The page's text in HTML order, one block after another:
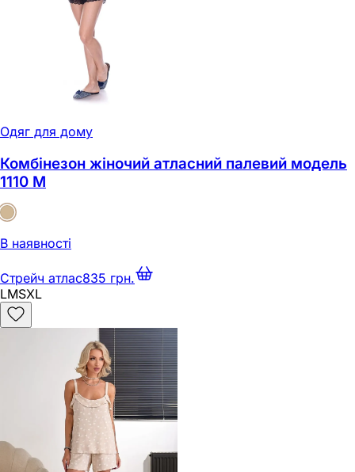
Одяг для дому
Комбінезон жіночий атласний палевий модель
1110 M
В наявності
Стрейч атлас835 грн.
LMSXL